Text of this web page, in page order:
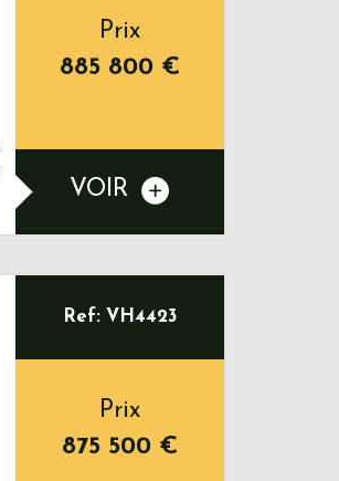
Prix
885 800 €
VOIR
Ref: VH4423
Prix
875 500 €